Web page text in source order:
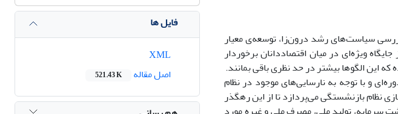
سیاست‌های رشد درون‌زا، توسعه‌ی معیار
ویژه‌ای در میان اقتصاددانان برخوردار
این الگو‌ها بیشتر در حد نظری باقی بمانند.
حاضر با به‌کارگیری روش پیشنهادی کوتلیکوف و آیورباخ در برآورد الگوی نسل‌های همپوشان 55 دوره‌ای و با توجه به نارسایی‌های موجود در نظام
ناهمگن به تحلیل و شبیه‌سازی نظام بازنشستگی می‌پردازد تا از این رهگذر
فایل ها
اصل مقاله
521.43 K